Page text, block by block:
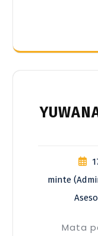
minte
Mata pelajaran yang diampu